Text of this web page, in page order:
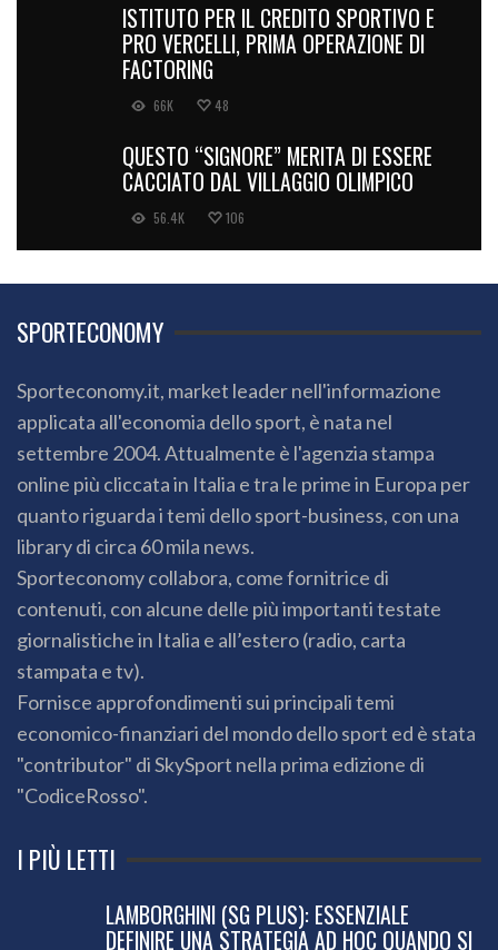
ISTITUTO PER IL CREDITO SPORTIVO E
PRO VERCELLI, PRIMA OPERAZIONE DI
FACTORING
66K 48
QUESTO “SIGNORE” MERITA DI ESSERE
CACCIATO DAL VILLAGGIO OLIMPICO
56.4K 106
SPORTECONOMY
Sporteconomy.it, market leader nell'informazione
applicata all'economia dello sport, è nata nel
settembre 2004. Attualmente è l'agenzia stampa
online più cliccata in Italia e tra le prime in Europa per
quanto riguarda i temi dello sport-business, con una
library di circa 60 mila news.
Sporteconomy collabora, come fornitrice di
contenuti, con alcune delle più importanti testate
giornalistiche in Italia e all’estero (radio, carta
stampata e tv).
Fornisce approfondimenti sui principali temi
economico-finanziari del mondo dello sport ed è stata
"contributor" di SkySport nella prima edizione di
"CodiceRosso".
I PIÙ LETTI
LAMBORGHINI (SG PLUS): ESSENZIALE
DEFINIRE UNA STRATEGIA AD HOC QUANDO SI